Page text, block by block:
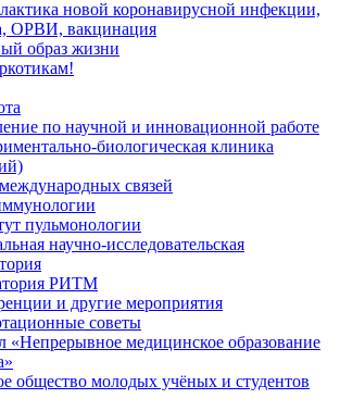
новой коронавирусной инфекции,
ОРВИ, вакцинация
образ жизни
по научной и инновационной работе
биологическая клиника
связей
пульмонологии
научно-исследовательская
РИТМ
и другие мероприятия
советы
«Непрерывное медицинское образование
общество молодых учёных и студентов